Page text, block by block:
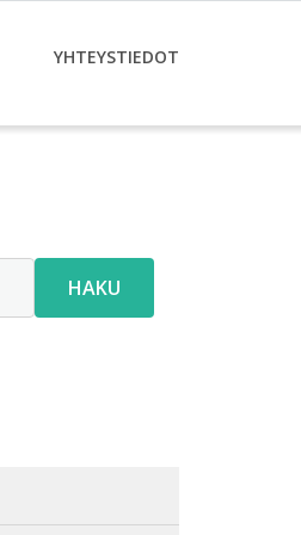
YHTEYSTIEDOT
HAKU